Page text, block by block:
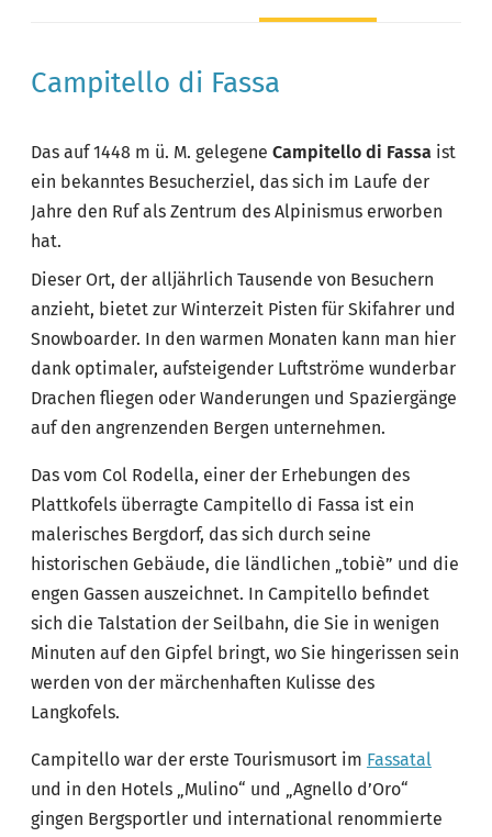
Campitello di Fassa
Das auf 1448 m ü. M. gelegene Campitello di Fassa ist
ein bekanntes Besucherziel, das sich im Laufe der
Jahre den Ruf als Zentrum des Alpinismus erworben
hat.
Dieser Ort, der alljährlich Tausende von Besuchern
anzieht, bietet zur Winterzeit Pisten für Skifahrer und
Snowboarder. In den warmen Monaten kann man hier
dank optimaler, aufsteigender Luftströme wunderbar
Drachen fliegen oder Wanderungen und Spaziergänge
auf den angrenzenden Bergen unternehmen.
Das vom Col Rodella, einer der Erhebungen des
Plattkofels überragte Campitello di Fassa ist ein
malerisches Bergdorf, das sich durch seine
historischen Gebäude, die ländlichen „tobiè” und die
engen Gassen auszeichnet. In Campitello befindet
sich die Talstation der Seilbahn, die Sie in wenigen
Minuten auf den Gipfel bringt, wo Sie hingerissen sein
werden von der märchenhaften Kulisse des
Langkofels.
Campitello war der erste Tourismusort im Fassatal
und in den Hotels „Mulino“ und „Agnello d’Oro“
gingen Bergsportler und international renommierte